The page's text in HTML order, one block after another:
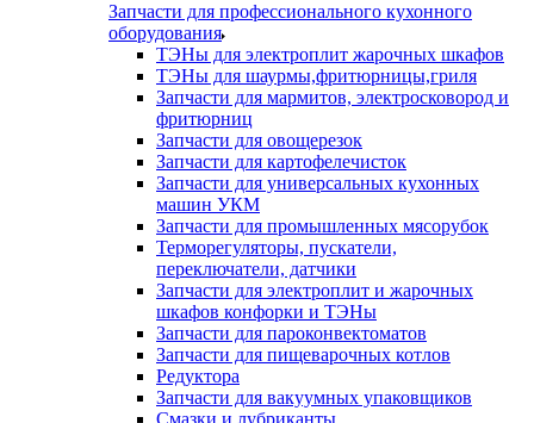
Запчасти для профессионального кухонного
оборудования
ТЭНы для электроплит жарочных шкафов
ТЭНы для шаурмы,фритюрницы,гриля
Запчасти для мармитов, электросковород и
фритюрниц
Запчасти для овощерезок
Запчасти для картофелечисток
Запчасти для универсальных кухонных
машин УКМ
Запчасти для промышленных мясорубок
Терморегуляторы, пускатели,
переключатели, датчики
Запчасти для электроплит и жарочных
шкафов конфорки и ТЭНы
Запчасти для пароконвектоматов
Запчасти для пищеварочных котлов
Редуктора
Запчасти для вакуумных упаковщиков
Смазки и лубриканты